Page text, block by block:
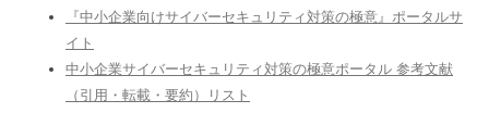
『中小企業向けサイバーセキュリティ対策の極意』ポータルサ
イト
中小企業サイバーセキュリティ対策の極意ポータル 参考文献
（引用・転載・要約）リスト